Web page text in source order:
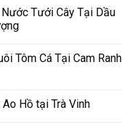
Tưới Cây Tại Dầu
Tôm Cá Tại Cam Ranh
Hồ tại Trà Vinh